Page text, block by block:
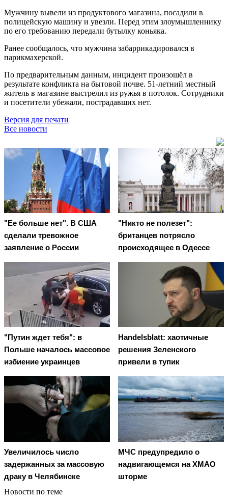
Мужчину вывели из продуктового магазина, посадили в
полицейскую машину и увезли. Перед этим злоумышленнику
по его требованию передали бутылку коньяка.
Ранее сообщалось, что мужчина забаррикадировался в
парикмахерской.
По предварительным данным, инцидент произошёл в
результате конфликта на бытовой почве. 51-летний местный
житель в магазине выстрелил из ружья в потолок. Сотрудники
и посетители убежали, пострадавших нет.
Версия для печати
Все новости
"Ее больше нет". В США
сделали тревожное
заявление о России
"Никто не полезет":
британцев потрясло
происходящее в Одессе
"Путин ждет тебя": в
Польше началось массовое
избиение украинцев
Handelsblatt: хаотичные
решения Зеленского
привели в тупик
Увеличилось число
задержанных за массовую
драку в Челябинске
МЧС предупредило о
надвигающемся на ХМАО
шторме
Новости по теме